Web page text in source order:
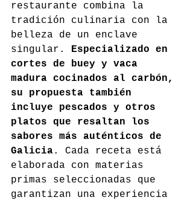
restaurante combina la
tradición culinaria con la
belleza de un enclave
singular. Especializado en
cortes de buey y vaca
madura cocinados al carbón,
su propuesta también
incluye pescados y otros
platos que resaltan los
sabores más auténticos de
Galicia. Cada receta está
elaborada con materias
primas seleccionadas que
garantizan una experiencia